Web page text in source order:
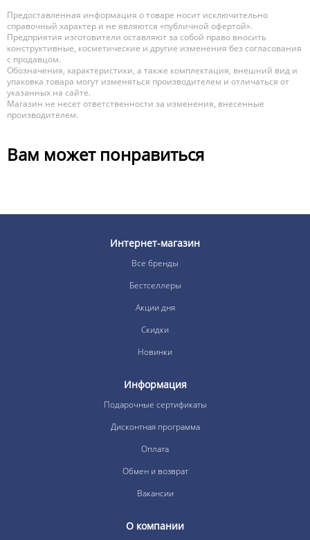
Предоставленная информация о товаре носит исключительно
справочный характер и не являются «публичной офертой».
Предприятия изготовители оставляют за собой право вносить
конструктивные, косметические и другие изменения без согласования
с продавцом.
Обозначения, характеристики, а также комплектация, внешний вид и
упаковка товара могут изменяться производителем и отличаться от
указанных на сайте.
Магазин не несет ответственности за изменения, внесенные
производителем.
Вам может понравиться
Интернет-магазин
Все бренды
Бестселлеры
Акции дня
Скидки
Новинки
Информация
Подарочные сертификаты
Дисконтная программа
Оплата
Обмен и возврат
Вакансии
О компании